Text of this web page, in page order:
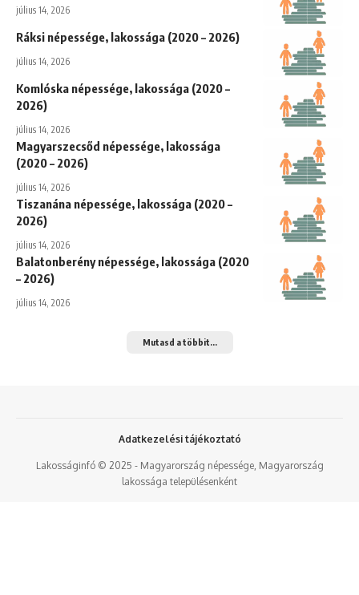
július 14, 2026
Ráksi népessége, lakossága (2020 – 2026)
július 14, 2026
Komlóska népessége, lakossága (2020 –
2026)
július 14, 2026
Magyarszecsőd népessége, lakossága
(2020 – 2026)
július 14, 2026
Tiszanána népessége, lakossága (2020 –
2026)
július 14, 2026
Balatonberény népessége, lakossága (2020
– 2026)
július 14, 2026
Mutasd a többit...
Lakosságinfó © 2025 - Magyarország népessége, Magyarország
lakossága településenként
Adatkezelési tájékoztató